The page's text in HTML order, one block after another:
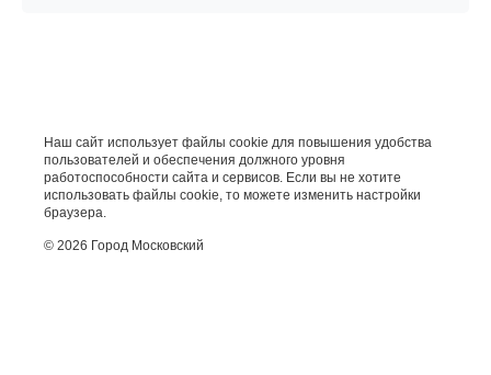
Наш сайт использует файлы cookie для повышения удобства
пользователей и обеспечения должного уровня
работоспособности сайта и сервисов. Если вы не хотите
использовать файлы cookie, то можете изменить настройки
браузера.
© 2026 Город Московский